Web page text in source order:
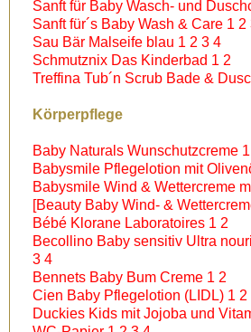
Sanft für Baby Wasch- und
Sanft für´s Baby Wash & Care 1 2
Sau Bär Malseife blau 1 2 3 4
Schmutznix Das Kinderbad 1 2
Treffina Tub´n Scrub Bade &
Körperpflege
Baby Naturals Wunschutzcreme
Babysmile Pflegelotion mit
Babysmile Wind & Wettercreme
[Beauty Baby Wind- &
Bébé Klorane Laboratoires 1 2
Becollino Baby sensitiv Ultra
3 4
Bennets Baby Bum Creme 1 2
Cien Baby Pflegelotion (LIDL) 1 2
Duckies Kids mit Jojoba und